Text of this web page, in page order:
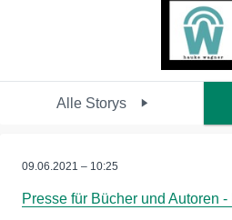
Alle Storys
09.06.2021 – 10:25
Presse für Bücher und Autoren